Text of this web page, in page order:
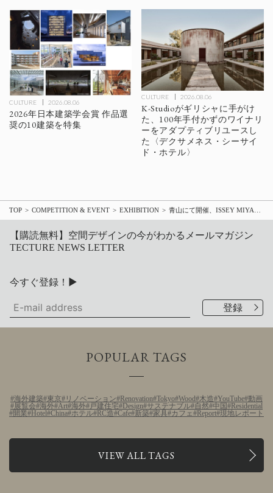
CULTURE 2026.08.06
2026年日本建築学会賞 作品選
奨の10建築を特集
CULTURE 2026.08.06
K-Studioがギリシャに手がけ
た、100年手付かずのワイナリ
ーをアダプティブリユースし
た〈デクサメネス・シーサイ
ド・ホテル〉
TOP COMPETITION & EVENT EXHIBITION
【購読無料】空間デザインの今がわかるメールマガジン
TECTURE NEWS LETTER
今すぐ登録！▶
POPULAR TAGS
海外建築 東京 リノベーション Renovation Tokyo Wood 木造 YouTube 動画
展覧会 海外 Art 海外 戸建住宅 Design サステナブル 自然 中国 Residential
開業 Hotel China ホテル RC造 Cafe 新築 家具 カフェ Report 現地レポート
VIEW ALL TAGS